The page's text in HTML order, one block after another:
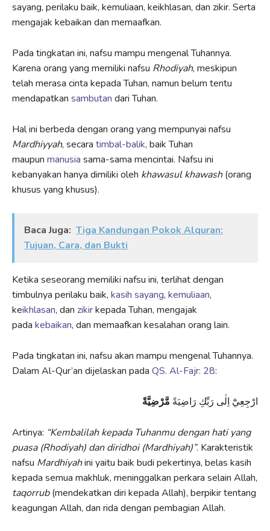
sayang, perilaku baik, kemuliaan, keikhlasan, dan zikir. Serta
mengajak kebaikan dan memaafkan.
Pada tingkatan ini, nafsu mampu mengenal Tuhannya.
Karena orang yang memiliki nafsu Rhodiyah, meskipun
telah merasa cinta kepada Tuhan, namun belum tentu
mendapatkan sambutan dari Tuhan.
Hal ini berbeda dengan orang yang mempunyai nafsu
Mardhiyyah, secara timbal-balik, baik Tuhan
maupun manusia sama-sama mencintai. Nafsu ini
kebanyakan hanya dimiliki oleh khawasul khawash(orang
khusus yang khusus).
Baca Juga: Tiga Kandungan Pokok Alquran:
Tujuan, Cara, dan Bukti
Ketika seseorang memiliki nafsu ini, terlihat dengan
timbulnya perilaku baik, kasih sayang, kemuliaan,
keikhlasan, dan zikirkepada Tuhan, mengajak
pada kebaikan, dan memaafkan kesalahan orang lain.
Pada tingkatan ini, nafsu akan mampu mengenal Tuhannya.
Dalam Al-Qur’an dijelaskan pada QS. Al-Fajr: 28:
ارْجِعِيْٓ اِلٰى رَبِّكِ رَاضِيَةً مَّرْضِيَّةً
Artinya: “Kembalilah kepada Tuhanmu dengan hati yang
puasa (Rhodiyah) dan diridhoi (Mardhiyah)”. Karakteristik
nafsu Mardhiyahini yaitu baik budi pekertinya, belas kasih
kepada semua makhluk, meninggalkan perkara selain Allah,
taqorrub(mendekatkan diri kepada Allah), berpikir tentang
keagungan Allah, dan rida dengan pembagian Allah.